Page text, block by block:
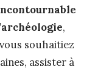
,
souhaitiez
assister à